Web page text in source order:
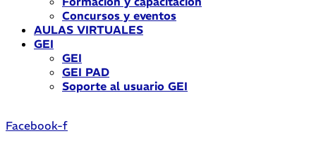
Concursos y eventos
AULAS VIRTUALES
GEI
GEI
GEI PAD
Soporte al usuario GEI
Facebook-f